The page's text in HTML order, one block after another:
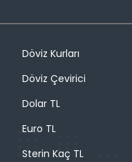
Döviz Kurları
Döviz Çevirici
Dolar TL
Euro TL
Sterin Kaç TL